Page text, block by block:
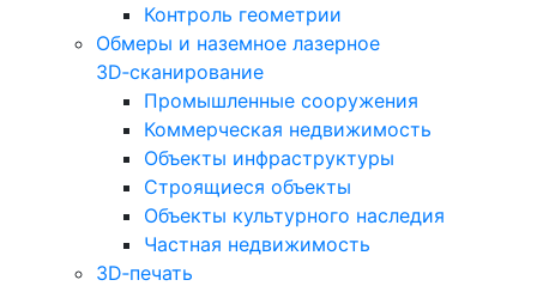
Контроль геометрии
Обмеры и наземное лазерное
3D‑сканирование
Промышленные сооружения
Коммерческая недвижимость
Объекты инфраструктуры
Строящиеся объекты
Объекты культурного наследия
Частная недвижимость
3D‑печать